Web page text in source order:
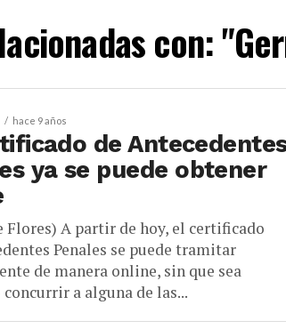
con:
hace 9 años
de
ya se puede obtener
Flores) A partir de hoy, el certificado
Penales se puede tramitar
de manera online, sin que sea
concurrir a alguna de las...